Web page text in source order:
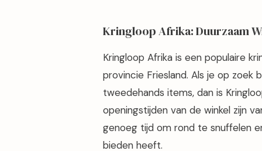
Kringloop Afrika: Duurzaam
Kringloop Afrika is een populaire
provincie Friesland. Als je op zoek
tweedehands items, dan is
openingstijden van de winkel zijn
genoeg tijd om rond te snuffelen
bieden heeft.